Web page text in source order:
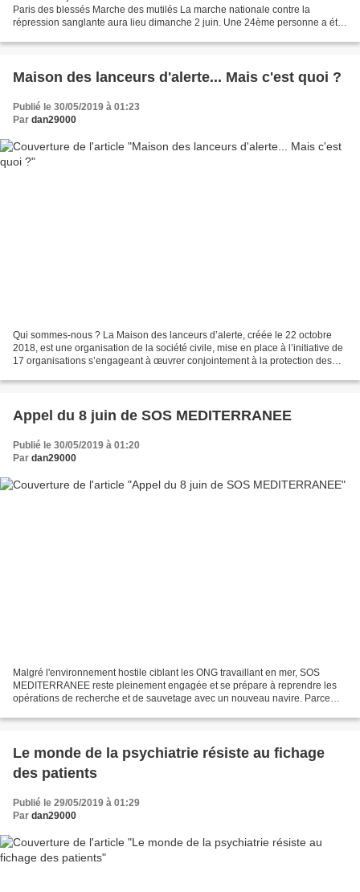
Paris des blessés Marche des mutilés La marche nationale contre la
répression sanglante aura lieu dimanche 2 juin. Une 24ème personne a été
Maison des lanceurs d'alerte... Mais c'est quoi ?
Publié le 30/05/2019 à 01:23
Par dan29000
Qui sommes-nous ? La Maison des lanceurs d’alerte, créée le 22 octobre
2018, est une organisation de la société civile, mise en place à l’initiative de
17 organisations s’engageant à œuvrer conjointement à la protection des
Appel du 8 juin de SOS MEDITERRANEE
Publié le 30/05/2019 à 01:20
Par dan29000
Malgré l'environnement hostile ciblant les ONG travaillant en mer, SOS
MEDITERRANEE reste pleinement engagée et se prépare à reprendre les
opérations de recherche et de sauvetage avec un nouveau navire. Parce
Le monde de la psychiatrie résiste au fichage
des patients
Publié le 29/05/2019 à 01:29
Par dan29000